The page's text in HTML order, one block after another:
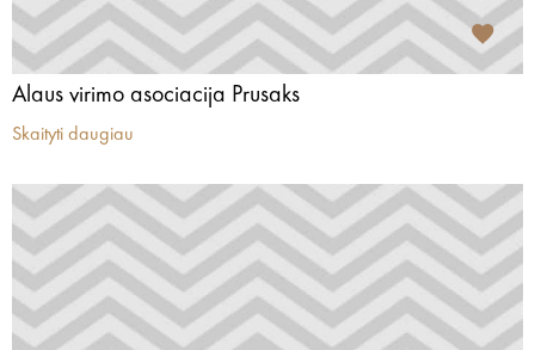
Alaus virimo asociacija Prusaks
Skaityti daugiau